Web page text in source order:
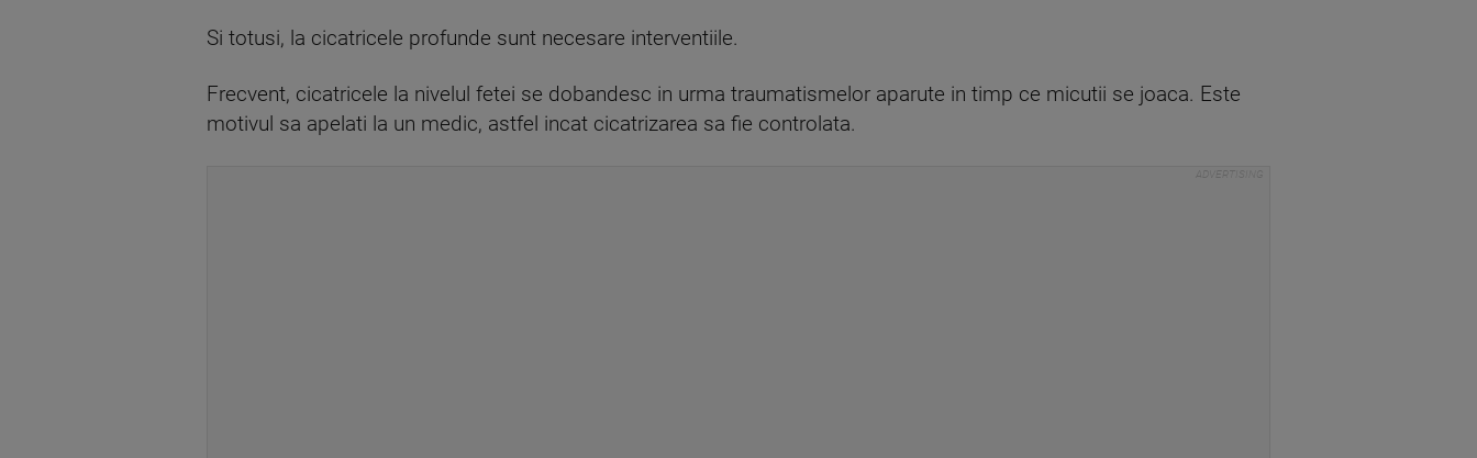
Si totusi, la cicatricele profunde sunt necesare interventiile.
Frecvent, cicatricele la nivelul fetei se dobandesc in urma traumatismelor aparute in timp ce micutii se joaca. Este
motivul sa apelati la un medic, astfel incat cicatrizarea sa fie controlata.